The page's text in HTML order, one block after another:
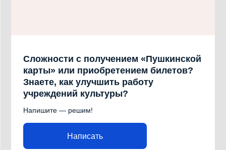
Сложности с получением «Пушкинской
карты» или приобретением билетов?
Знаете, как улучшить работу
учреждений культуры?
Напишите — решим!
Написать